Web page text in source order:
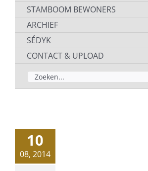
STAMBOOM BEWONERS
ARCHIEF
SÉDYK
CONTACT & UPLOAD
ZOEKEN
NAAR:
10
08, 2014